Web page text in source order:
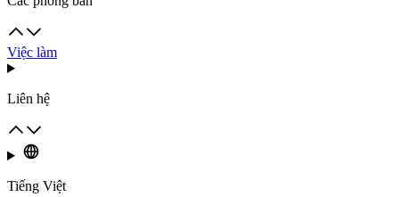
Việc làm
Liên hệ
Tiếng Việt